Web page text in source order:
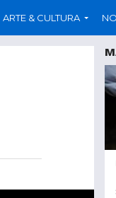
ARTE & CULTURA